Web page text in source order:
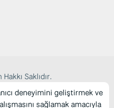
Saklıdır.
İnteraktif
deneyimini geliştirmek ve
sağlamak amacıyla